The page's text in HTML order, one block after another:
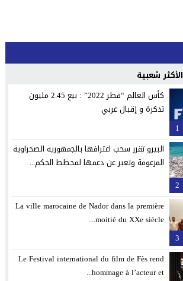
الأكثر شعبية
1
كأس العالم “قطر 2022” : بيع 2.45 مليون
تذكرة و إقبال عربي
2
البيرو تقرر سحب اعترافها بالجمهورية الصحراوية
المزعومة وتعبر عن دعمها لمخطط الحكم...
3
La ville marocaine de Nador dans la première
moitié du XXe siècle....
Le Festival international du film de Fès rend
hommage à l’acteur et...